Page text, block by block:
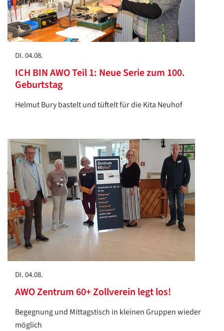
DI. 04.08.
ICH BIN AWO Teil 1: Neue Serie zum 100.
Geburtstag
Helmut Bury bastelt und tüftelt für die Kita Neuhof
DI. 04.08.
AWO Zentrum 60+ Zollverein legt los!
Begegnung und Mittagstisch in kleinen Gruppen wieder
möglich